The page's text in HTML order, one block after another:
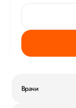
Врачи